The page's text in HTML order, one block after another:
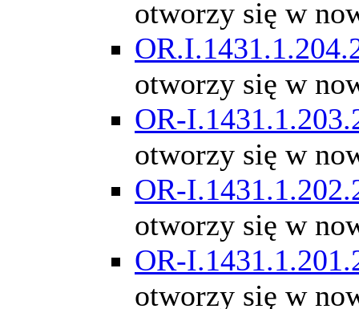
otworzy się w
otworzy się w
OR-
otworzy się w
OR-
otworzy się w
OR-
otworzy się w